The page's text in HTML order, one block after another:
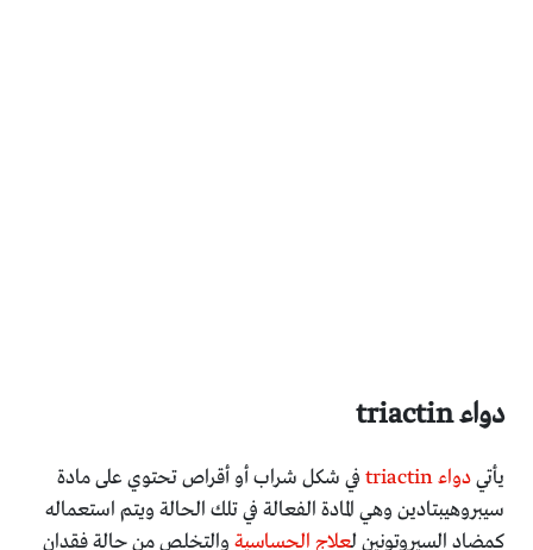
دواء triactin
يأتيدواء triactin
في شكل شراب أو أقراص تحتوي على مادة
سيبروهيبتادين وهي المادة الفعالة في تلك الحالة ويتم استعماله
كمضاد السيروتونين لعلاج الحساسية والتخلص من حالة فقدان